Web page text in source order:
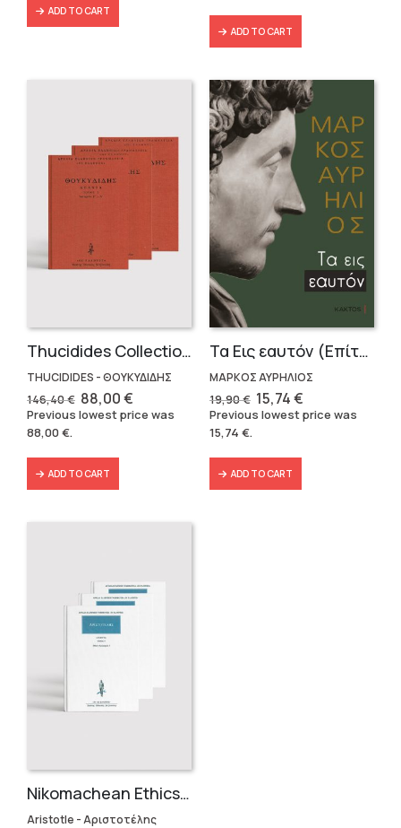
ADD TO CART
ADD TO CART
Thucidides Collection – Hardbound Edition (4 volumes)
THUCIDIDES - ΘΟΥΚΥΔΙΔΗΣ
146,40€ Original
price
was:
88,00€Current
price
is:
Previous lowest price was
88,00€.
ADD TO CART
Τα Εις εαυτόν (Επίτομο) – Μάρκος Αυρήλιος
ΜΑΡΚΟΣ ΑΥΡΗΛΙΟΣ
19,90€ Original
price
was:
15,74€Current
price
is:
Previous lowest price was
15,74 €.
ADD TO CART
Nikomachean Ethics (3 volumes)
Aristotle - Αριστοτέλης